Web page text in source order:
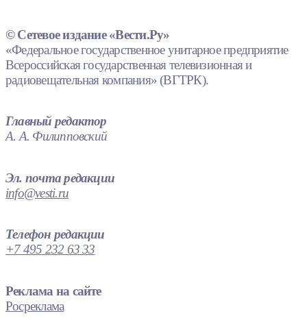
© Сетевое издание «Вести.Ру»
«Федеральное государственное унитарное предприятие
Всероссийская государственная телевизионная и
радиовещательная компания» (ВГТРК).
Главный редактор
А. А. Филипповский
Эл. почта редакции
info@vesti.ru
Телефон редакции
+7 495 232 63 33
Реклама на сайте
Росреклама